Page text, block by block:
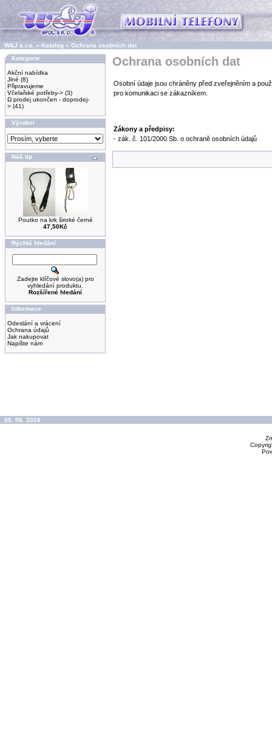
W&J s.r.o. » Katalog » Ochrana osobních dat
Kategorie
Akční nabídka
Jiné (8)
Připravujeme
Včelařské potřeby-> (3)
Ω prodej ukončen - doprodej-
> (41)
Výrobci
Náš tip
Poutko na krk široké černé
47,50Kč
Rychlé hledání
Zadejte klíčové slovo(a) pro
vyhledání produktu.
Rozšířené hledání
Informace
Odeslání a vrácení
Ochrana údajů
Jak nakupovat
Napište nám
Ochrana osobních dat
Osobní údaje jsou chráněny před zveřejněním a
pro komunikaci se zákazníkem.
Zákony a předpisy:
- zák. č. 101/2000 Sb. o ochraně osobních údajů
09. 08. 2026